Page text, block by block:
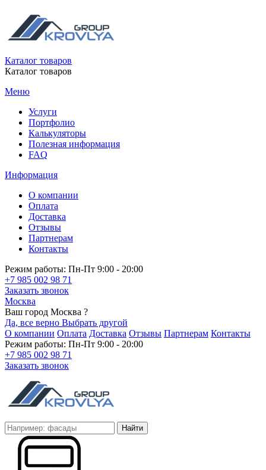
Каталог товаров
Каталог товаров
Меню
Услуги
Портфолио
Калькуляторы
Полезная информация
FAQ
Информация
О компании
Оплата
Доставка
Отзывы
Партнерам
Контакты
Режим работы: Пн-Пт 9:00 - 20:00
+7 985 002 98 71
Заказать звонок
Москва
Ваш город Москва ?
Да, все верно Выбрать другой
О компании Оплата Доставка Отзывы Партнерам Контакты
Режим работы: Пн-Пт 9:00 - 20:00
+7 985 002 98 71
Заказать звонок
Найти